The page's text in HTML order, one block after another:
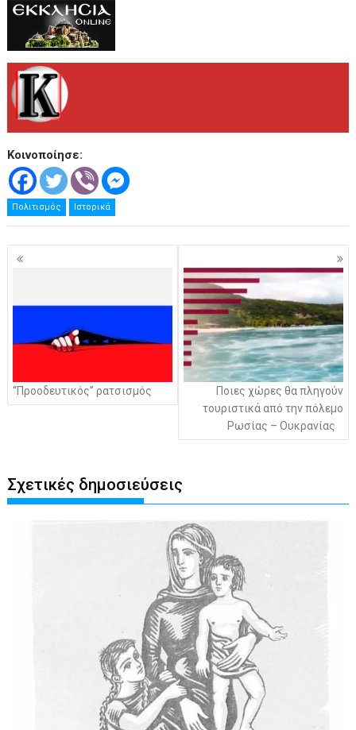
Κοινοποίησε:
Πολιτισμός Ιστορικά
Πλοήγηση
“Προοδευτικός” ρατσισμός
Ποιες χώρες θα πληγούν
τουριστικά από την πόλεμο
Ρωσίας – Ουκρανίας
Σχετικές δημοσιεύσεις